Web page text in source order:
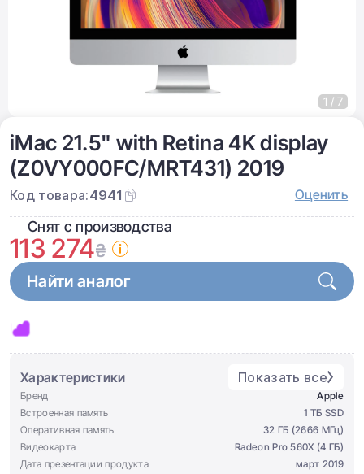
iMac 21.5" with Retina 4K display
(Z0VY000FC/MRT431) 2019
Код товара:4941 Оценить
Снят с производства
113 274₴
Найти аналог
Характеристики Показать все
Бренд
Apple
Встроенная память
1 ТБ SSD
Оперативная память
32 ГБ (2666 МГц)
Видеокарта
Radeon Pro 560X (4 ГБ)
Дата презентации продукта
март 2019
1 / 7